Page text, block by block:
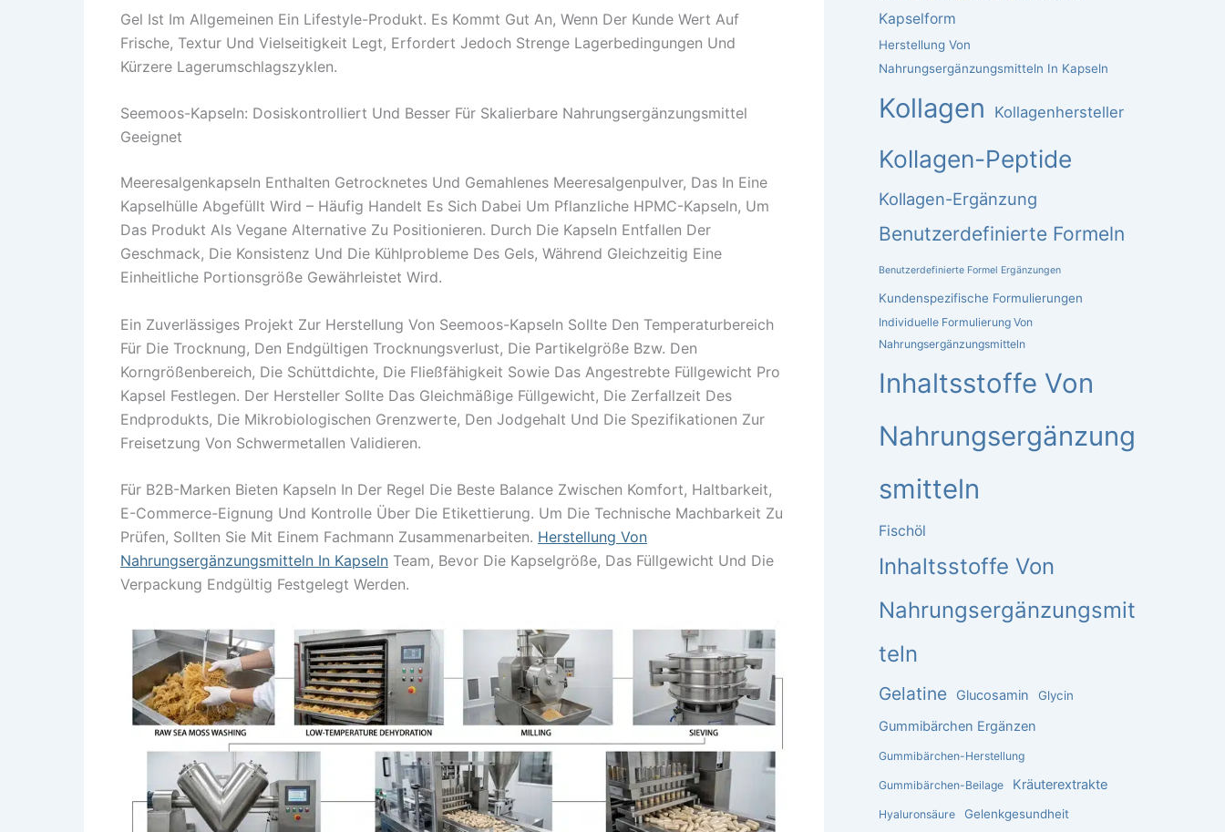
Gel Ist Im Allgemeinen Ein Lifestyle-Produkt. Es Kommt Gut An, Wenn Der Kunde Wert Auf
Frische, Textur Und Vielseitigkeit Legt, Erfordert Jedoch Strenge Lagerbedingungen Und
Kürzere Lagerumschlagszyklen.
Seemoos-Kapseln: Dosiskontrolliert Und Besser Für Skalierbare Nahrungsergänzungsmittel
Geeignet
Meeresalgenkapseln Enthalten Getrocknetes Und Gemahlenes Meeresalgenpulver, Das In Eine
Kapselhülle Abgefüllt Wird – Häufig Handelt Es Sich Dabei Um Pflanzliche HPMC-Kapseln, Um
Das Produkt Als Vegane Alternative Zu Positionieren. Durch Die Kapseln Entfallen Der
Geschmack, Die Konsistenz Und Die Kühlprobleme Des Gels, Während Gleichzeitig Eine
Einheitliche Portionsgröße Gewährleistet Wird.
Ein Zuverlässiges Projekt Zur Herstellung Von Seemoos-Kapseln Sollte Den Temperaturbereich
Für Die Trocknung, Den Endgültigen Trocknungsverlust, Die Partikelgröße Bzw. Den
Korngrößenbereich, Die Schüttdichte, Die Fließfähigkeit Sowie Das Angestrebte Füllgewicht Pro
Kapsel Festlegen. Der Hersteller Sollte Das Gleichmäßige Füllgewicht, Die Zerfallzeit Des
Endprodukts, Die Mikrobiologischen Grenzwerte, Den Jodgehalt Und Die Spezifikationen Zur
Freisetzung Von Schwermetallen Validieren.
Für B2B-Marken Bieten Kapseln In Der Regel Die Beste Balance Zwischen Komfort, Haltbarkeit,
E-Commerce-Eignung Und Kontrolle Über Die Etikettierung. Um Die Technische Machbarkeit Zu
Prüfen, Sollten Sie Mit Einem Fachmann Zusammenarbeiten. Herstellung Von
Nahrungsergänzungsmitteln In Kapseln Team, Bevor Die Kapselgröße, Das Füllgewicht Und Die
Verpackung Endgültig Festgelegt Werden.
Kapselform
Herstellung Von
Nahrungsergänzungsmitteln In Kapseln
Kollagen Kollagenhersteller
Kollagen-Peptide
Kollagen-Ergänzung
Benutzerdefinierte Formeln
Benutzerdefinierte Formel Ergänzungen
Kundenspezifische Formulierungen
Individuelle Formulierung Von
Nahrungsergänzungsmitteln
Inhaltsstoffe Von
Nahrungsergänzung
Smitteln
Fischöl
Inhaltsstoffe Von
Nahrungsergänzungsmit
Teln
Gelatine Glucosamin Glycin
Gummibärchen Ergänzen
Gummibärchen-Herstellung
Gummibärchen-Beilage Kräuterextrakte
Hyaluronsäure Gelenkgesundheit